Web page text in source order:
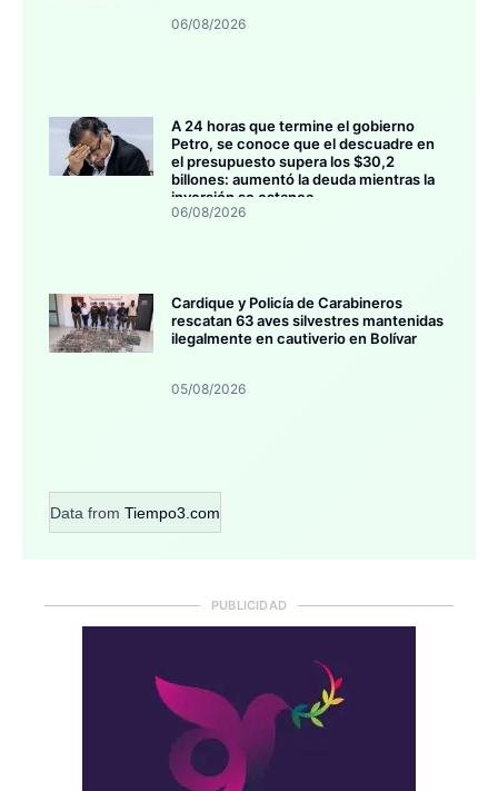
06/08/2026
A 24 horas que termine el gobierno
Petro, se conoce que el descuadre en
el presupuesto supera los $30,2
billones: aumentó la deuda mientras la
inversión se estanca
06/08/2026
Cardique y Policía de Carabineros
rescatan 63 aves silvestres mantenidas
ilegalmente en cautiverio en Bolívar
05/08/2026
Data from Tiempo3.com
PUBLICIDAD